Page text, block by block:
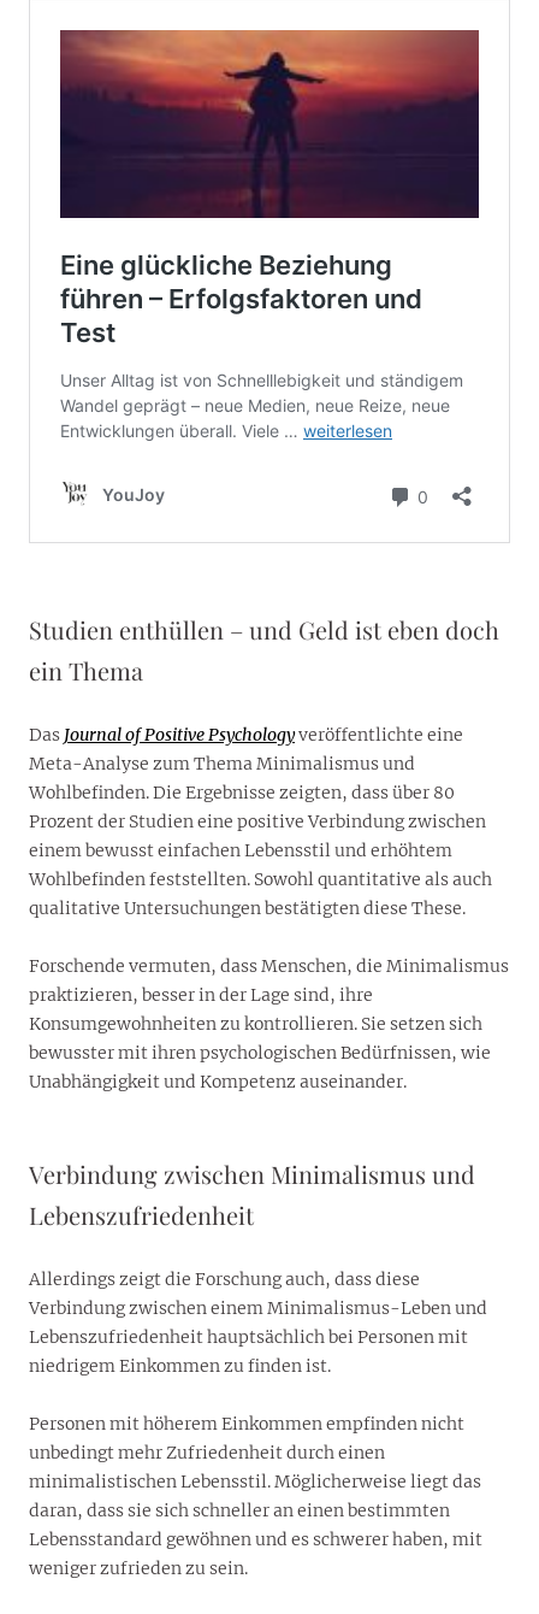
Studien enthüllen – und Geld ist eben doch
ein Thema
Das Journal of Positive Psychologyveröffentlichte eine
Meta-Analyse zum Thema Minimalismus und
Wohlbefinden. Die Ergebnisse zeigten, dass über 80
Prozent der Studien eine positive Verbindung zwischen
einem bewusst einfachen Lebensstil und erhöhtem
Wohlbefinden feststellten. Sowohl quantitative als auch
qualitative Untersuchungen bestätigten diese These.
Forschende vermuten, dass Menschen, die Minimalismus
praktizieren, besser in der Lage sind, ihre
Konsumgewohnheiten zu kontrollieren. Sie setzen sich
bewusster mit ihren psychologischen Bedürfnissen, wie
Unabhängigkeit und Kompetenz auseinander.
Verbindung zwischen Minimalismus und
Lebenszufriedenheit
Allerdings zeigt die Forschung auch, dass diese
Verbindung zwischen einem Minimalismus-Leben und
Lebenszufriedenheit hauptsächlich bei Personen mit
niedrigem Einkommen zu finden ist.
Personen mit höherem Einkommen empfinden nicht
unbedingt mehr Zufriedenheit durch einen
minimalistischen Lebensstil. Möglicherweise liegt das
daran, dass sie sich schneller an einen bestimmten
Lebensstandard gewöhnen und es schwerer haben, mit
weniger zufrieden zu sein.